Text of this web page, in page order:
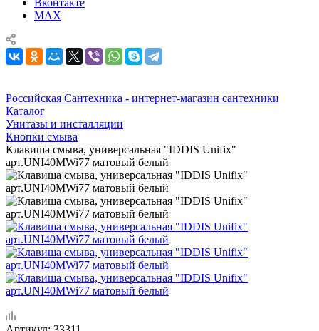
Вконтакте
MAX
Российская Сантехника - интернет-магазин сантехники
Каталог
Унитазы и инсталляции
Кнопки смыва
Клавиша смыва, универсальная "IDDIS Unifix"
арт.UNI40MWi77 матовый белый